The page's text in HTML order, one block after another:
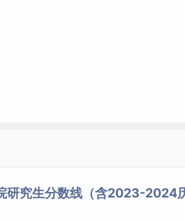
研究生分数线（含2023-2024